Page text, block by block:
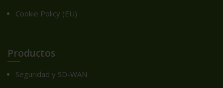
Cookie Policy (EU)
Productos
Seguridad y SD-WAN